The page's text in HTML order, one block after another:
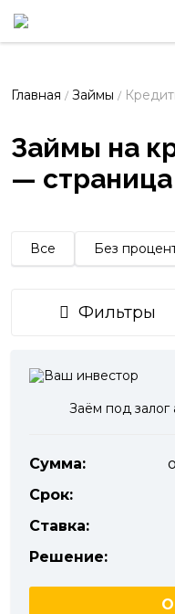
Главная / Займы /
Займы на
— страница
Все Без
Фильтры
Заём под залог
Сумма:
Срок:
Ставка:
Решение: